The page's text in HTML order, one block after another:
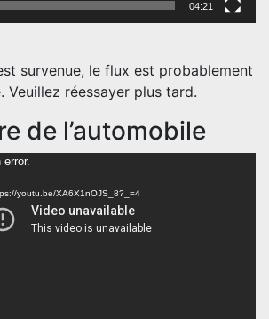
04:21
survenue, le flux est probablement
Veuillez réessayer plus tard.
de l’automobile
error.
youtu.be/XA6X1nOJS_8?_=4